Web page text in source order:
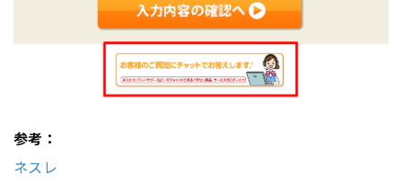
参考：
ネスレ